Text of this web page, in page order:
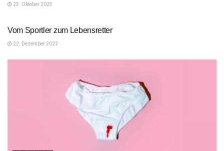
23. Oktober 2023
Vom Sportler zum Lebensretter
22. Dezember 2022